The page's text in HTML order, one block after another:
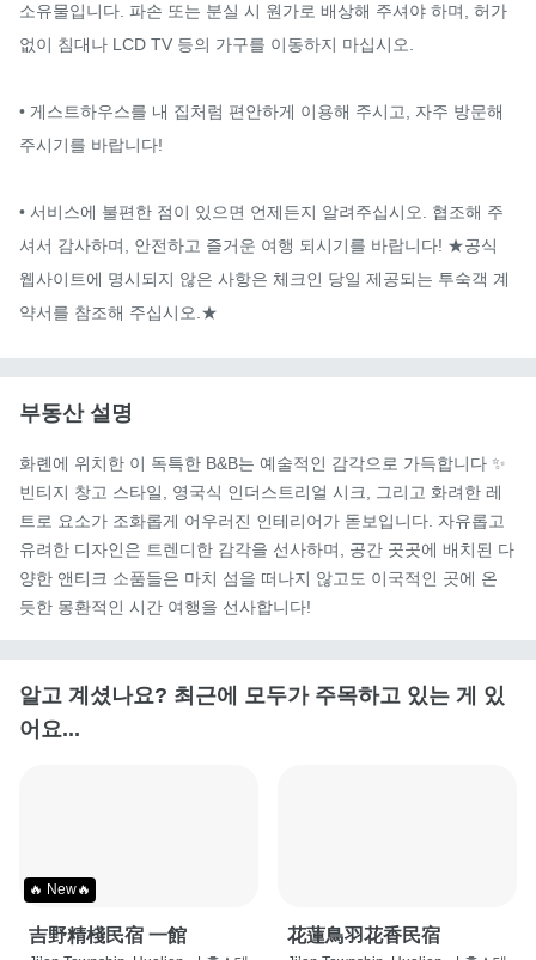
소유물입니다. 파손 또는 분실 시 원가로 배상해 주셔야 하며, 허가
없이 침대나 LCD TV 등의 가구를 이동하지 마십시오.
• 게스트하우스를 내 집처럼 편안하게 이용해 주시고, 자주 방문해
주시기를 바랍니다!
• 서비스에 불편한 점이 있으면 언제든지 알려주십시오. 협조해 주
셔서 감사하며, 안전하고 즐거운 여행 되시기를 바랍니다! ★공식
웹사이트에 명시되지 않은 사항은 체크인 당일 제공되는 투숙객 계
약서를 참조해 주십시오.★
부동산 설명
화롄에 위치한 이 독특한 B&B는 예술적인 감각으로 가득합니다 ✨
빈티지 창고 스타일, 영국식 인더스트리얼 시크, 그리고 화려한 레
트로 요소가 조화롭게 어우러진 인테리어가 돋보입니다. 자유롭고
유려한 디자인은 트렌디한 감각을 선사하며, 공간 곳곳에 배치된 다
양한 앤티크 소품들은 마치 섬을 떠나지 않고도 이국적인 곳에 온
듯한 몽환적인 시간 여행을 선사합니다!
알고 계셨나요? 최근에 모두가 주목하고 있는 게 있
어요...
🔥 New🔥
吉野精棧民宿 一館 花蓮鳥羽花香民宿